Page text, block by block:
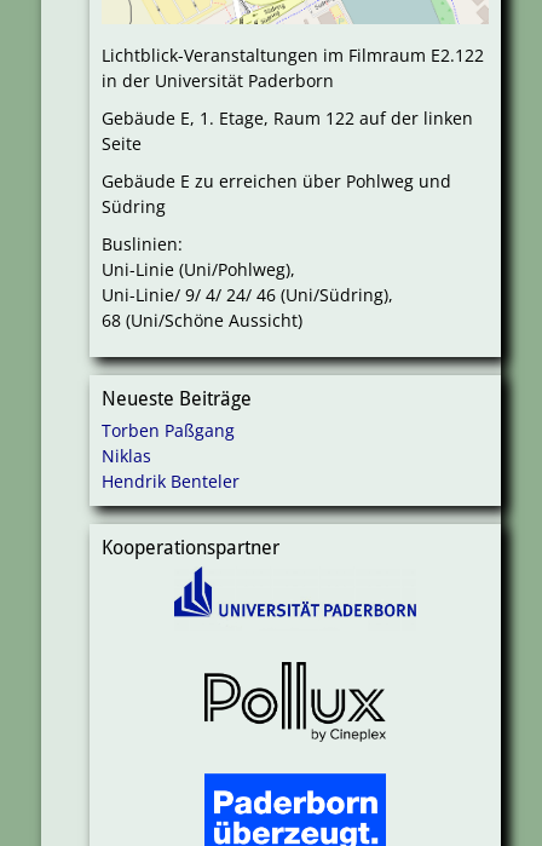
Lichtblick-Veranstaltungen im Filmraum E2.122
in der Universität Paderborn
Gebäude E, 1. Etage, Raum 122 auf der linken
Seite
Gebäude E zu erreichen über Pohlweg und
Südring
Buslinien:
Uni-Linie (Uni/Pohlweg),
Uni-Linie/ 9/ 4/ 24/ 46 (Uni/Südring),
68 (Uni/Schöne Aussicht)
Neueste Beiträge
Torben Paßgang
Niklas
Hendrik Benteler
Kooperationspartner